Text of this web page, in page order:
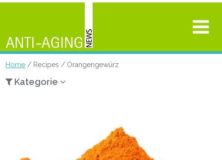
Home / Recipes / Orangengewürz
Kategorie